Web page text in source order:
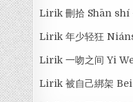
Lirik 刪拾 Shān shí
Lirik 年少轻狂
Lirik 一吻之间 Yi
Lirik 被自己綁架